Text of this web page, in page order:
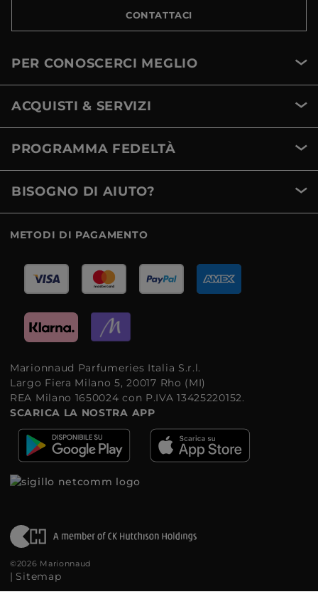
CONTATTACI
PER CONOSCERCI MEGLIO
ACQUISTI & SERVIZI
PROGRAMMA FEDELTÀ
BISOGNO DI AIUTO?
METODI DI PAGAMENTO
Marionnaud Parfumeries Italia S.r.l.
Largo Fiera Milano 5, 20017 Rho (MI)
REA Milano 1650024 con P.IVA 13425220152.
SCARICA LA NOSTRA APP
©2026 Marionnaud
| Sitemap